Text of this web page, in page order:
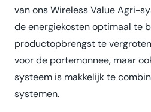
van ons Wireless Value Agri-
de energiekosten optimaal te
productopbrengst te
voor de portemonnee, maar
systeem is makkelijk te
systemen.